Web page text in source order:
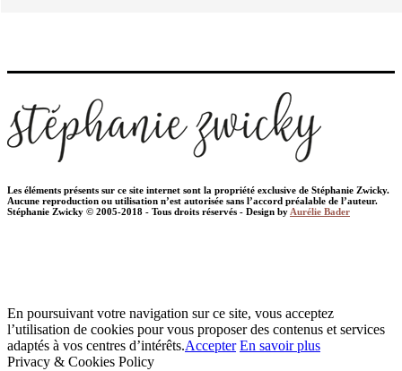
Les éléments présents sur ce site internet sont la propriété exclusive de Stéphanie Zwicky.
Aucune reproduction ou utilisation n’est autorisée sans l’accord préalable de l’auteur.
Stéphanie Zwicky © 2005-2018 - Tous droits réservés - Design by Aurélie Bader
En poursuivant votre navigation sur ce site, vous acceptez
l’utilisation de cookies pour vous proposer des contenus et services
adaptés à vos centres d’intérêts.Accepter En savoir plus
Privacy & Cookies Policy